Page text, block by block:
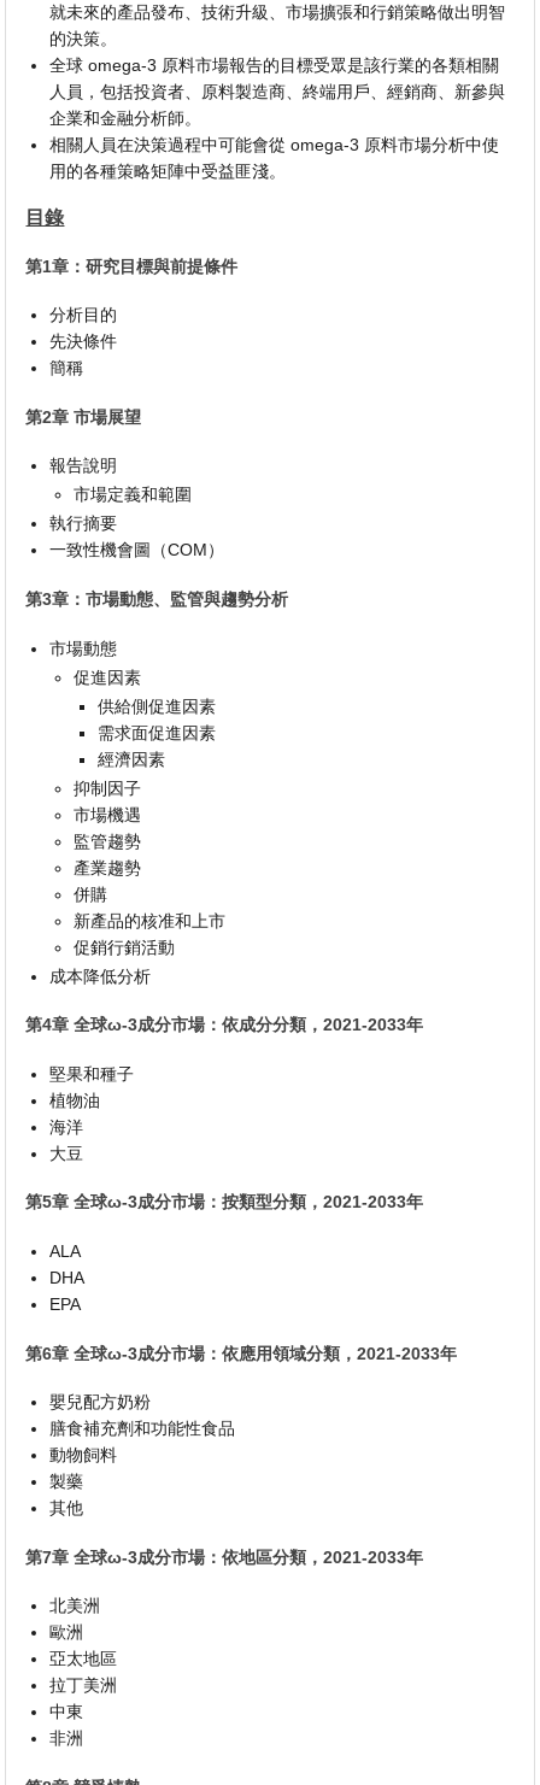
就未來的產品發布、技術升級、市場擴張和行銷策略做出明智
的決策。
全球 omega-3 原料市場報告的目標受眾是該行業的各類相關
人員，包括投資者、原料製造商、終端用戶、經銷商、新參與
企業和金融分析師。
相關人員在決策過程中可能會從 omega-3 原料市場分析中使
用的各種策略矩陣中受益匪淺。
目錄
第1章：研究目標與前提條件
分析目的
先決條件
簡稱
第2章 市場展望
報告說明
市場定義和範圍
執行摘要
一致性機會圖（COM）
第3章：市場動態、監管與趨勢分析
市場動態
促進因素
供給側促進因素
需求面促進因素
經濟因素
抑制因子
市場機遇
監管趨勢
產業趨勢
併購
新產品的核准和上市
促銷行銷活動
成本降低分析
第4章 全球ω-3成分市場：依成分分類，2021-2033年
堅果和種子
植物油
海洋
大豆
第5章 全球ω-3成分市場：按類型分類，2021-2033年
ALA
DHA
EPA
第6章 全球ω-3成分市場：依應用領域分類，2021-2033年
嬰兒配方奶粉
膳食補充劑和功能性食品
動物飼料
製藥
其他
第7章 全球ω-3成分市場：依地區分類，2021-2033年
北美洲
歐洲
亞太地區
拉丁美洲
中東
非洲